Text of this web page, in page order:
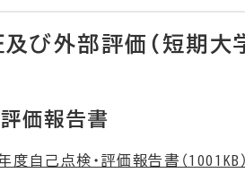
び外部評価（短期大
評価報告書
自己点検・評価報告書（1001KB）